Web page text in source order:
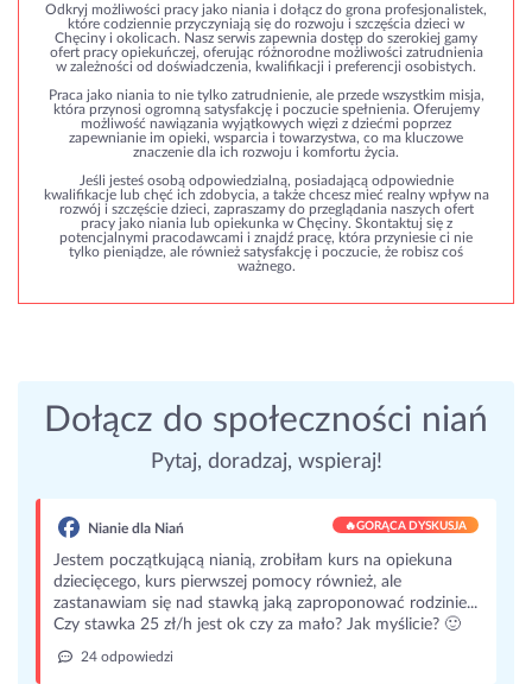
Odkryj możliwości pracy jako niania i dołącz do grona profesjonalistek,
które codziennie przyczyniają się do rozwoju i szczęścia dzieci w
Chęciny i okolicach. Nasz serwis zapewnia dostęp do szerokiej gamy
ofert pracy opiekuńczej, oferując różnorodne możliwości zatrudnienia
w zależności od doświadczenia, kwalifikacji i preferencji osobistych.
Praca jako niania to nie tylko zatrudnienie, ale przede wszystkim misja,
która przynosi ogromną satysfakcję i poczucie spełnienia. Oferujemy
możliwość nawiązania wyjątkowych więzi z dziećmi poprzez
zapewnianie im opieki, wsparcia i towarzystwa, co ma kluczowe
znaczenie dla ich rozwoju i komfortu życia.
Jeśli jesteś osobą odpowiedzialną, posiadającą odpowiednie
kwalifikacje lub chęć ich zdobycia, a także chcesz mieć realny wpływ na
rozwój i szczęście dzieci, zapraszamy do przeglądania naszych ofert
pracy jako niania lub opiekunka w Chęciny. Skontaktuj się z
potencjalnymi pracodawcami i znajdź pracę, która przyniesie ci nie
tylko pieniądze, ale również satysfakcję i poczucie, że robisz coś
ważnego.
Dołącz do społeczności niań
Pytaj, doradzaj, wspieraj!
Nianie dla Niań GORĄCA DYSKUSJA
Jestem początkującą nianią, zrobiłam kurs na opiekuna
dziecięcego, kurs pierwszej pomocy również, ale
zastanawiam się nad stawką jaką zaproponować rodzinie...
Czy stawka 25 zł/h jest ok czy za mało? Jak myślicie? 🙂
24 odpowiedzi